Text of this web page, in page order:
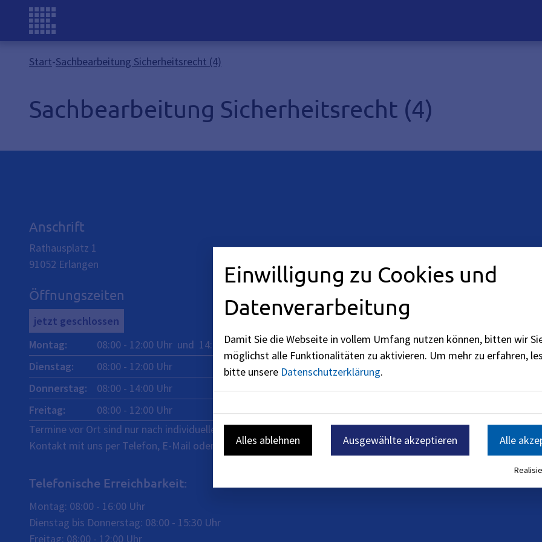
Start-Sachbearbeitung Sicherheitsrecht (4)
Sachbearbeitung Sicherheitsrecht (4)
Anschrift
Rathausplatz 1
91052 Erlangen
Öffnungszeiten
jetzt geschlossen
Montag: 08:00 - 12:00 Uhr und 14:00 -16:00Uhr
Dienstag: 08:00 - 12:00 Uhr
Donnerstag: 08:00 - 14:00 Uhr
Freitag: 08:00 - 12:00 Uhr
Termine vor Ort sind nur nach individueller Vereinbarung möglich. Nehmen Sie
Kontakt mit uns per Telefon, E-Mail oder Kontaktformular auf.
Telefonische Erreichbarkeit:
Montag: 08:00 - 16:00 Uhr
Dienstag bis Donnerstag: 08:00 - 15:30 Uhr
Freitag: 08:00 - 12:00 Uhr
Einwilligung zu Cookies und
Datenverarbeitung
Damit Sie die Webseite in vollem Umfang nutzen können, bitten wir
möglichst alle Funktionalitäten zu aktivieren. Um mehr zu erfahren,
bitte unsere Datenschutzerklärung.
Alles ablehnen Ausgewählte akzeptieren Alle